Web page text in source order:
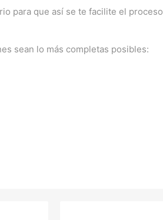
para que así se te facilite el
sean lo más completas posibles: